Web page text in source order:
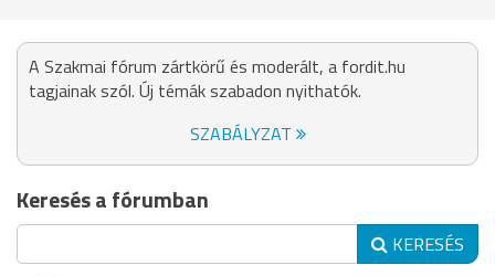
A Szakmai fórum zártkörű és moderált, a fordit.hu
tagjainak szól. Új témák szabadon nyithatók.
SZABÁLYZAT
Keresés a fórumban
KERESÉS